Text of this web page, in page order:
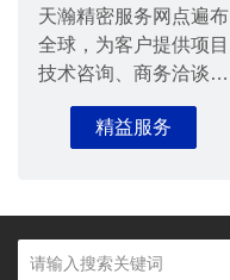
天瀚精密服务网点遍布
全球，为客户提供项目
技术咨询、商务洽谈、
安装指导等全方位的优
质服务。
精益服务